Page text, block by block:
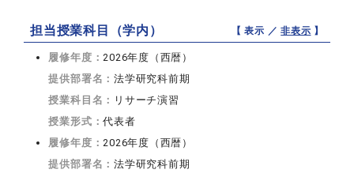
担当授業科目（学内） 【 表示 ／非表示 】
履修年度：2026年度（西暦）
提供部署名：法学研究科前期
授業科目名： リサーチ演習
授業形式：代表者
履修年度：2026年度（西暦）
提供部署名：法学研究科前期